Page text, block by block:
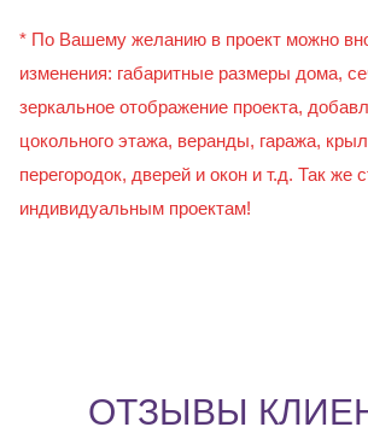
* По Вашему желанию в проект можно
изменения: габаритные размеры дома,
зеркальное отображение проекта,
цокольного этажа, веранды, гаража,
перегородок, дверей и окон и т.д. Так же
индивидуальным проектам!
ОТЗЫВЫ